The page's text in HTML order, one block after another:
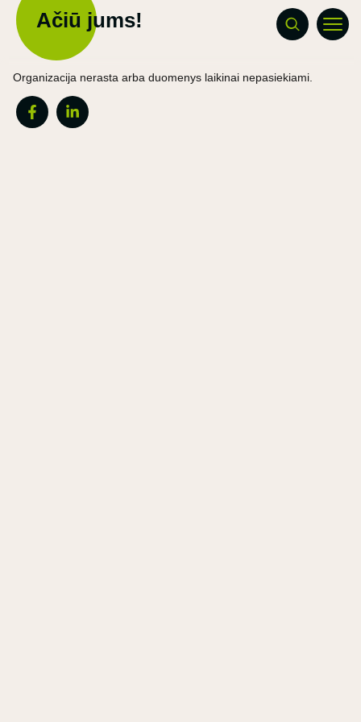
Ačiū jums!
Organizacija nerasta arba duomenys laikinai nepasiekiami.